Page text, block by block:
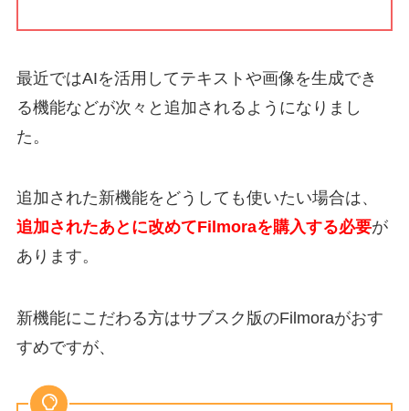
最近ではAIを活用してテキストや画像を生成でき
る機能などが次々と追加されるようになりまし
た。
追加された新機能をどうしても使いたい場合は、
追加されたあとに改めてFilmoraを購入する必要が
あります。
新機能にこだわる方はサブスク版のFilmoraがおす
すめですが、